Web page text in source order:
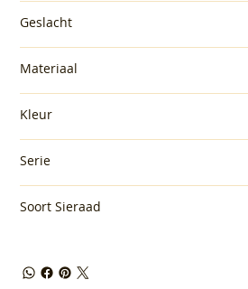
Geslacht
Materiaal
Kleur
Serie
Soort Sieraad